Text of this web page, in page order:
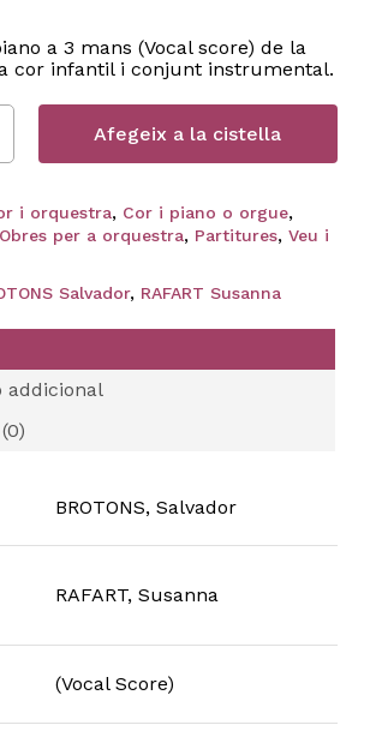
a 3 mans (Vocal score) de la
cor infantil i conjunt instrumental.
Afegeix a la cistella
i orquestra, Cor i piano o orgue,
Obres per a orquestra, Partitures, Veu i
Salvador, RAFART Susanna
addicional
BROTONS, Salvador
RAFART, Susanna
(Vocal Score)